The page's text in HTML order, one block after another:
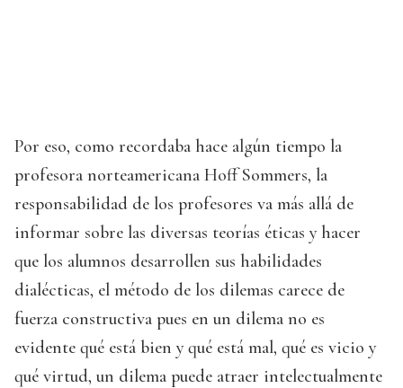
Por eso, como recordaba hace algún tiempo la
profesora norteamericana Hoff Sommers, la
responsabilidad de los profesores va más allá de
informar sobre las diversas teorías éticas y hacer
que los alumnos desarrollen sus habilidades
dialécticas, el método de los dilemas carece de
fuerza constructiva pues en un dilema no es
evidente qué está bien y qué está mal, qué es vicio y
qué virtud, un dilema puede atraer intelectualmente